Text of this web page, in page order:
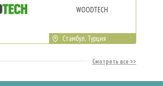
WOODTECH
Стамбул, Турция
Смотреть все